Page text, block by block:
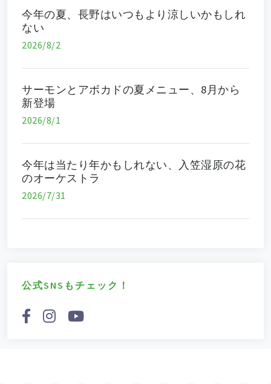
今年の夏、長野はいつもより涼しいかもしれ
ない
2026/8/2
サーモンとアボカドの夏メニュー、8月から
新登場
2026/8/1
今年は当たり年かもしれない、入笠湿原の花
のオーケストラ
2026/7/31
公式SNSもチェック！